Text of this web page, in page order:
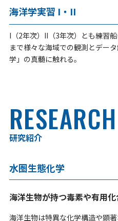
海洋学実習 I・II
I（2年次）II（3年次）とも練習
まで様々な海域での観測とデー
学」の真髄に触れる。
RESEARCH
研究紹介
水圏生態化学
海洋生物が持つ毒素や有用
海洋生物は特異な化学構造や顕